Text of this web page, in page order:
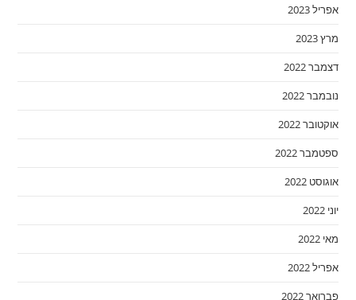
אפריל 2023
מרץ 2023
דצמבר 2022
נובמבר 2022
אוקטובר 2022
ספטמבר 2022
אוגוסט 2022
יוני 2022
מאי 2022
אפריל 2022
פברואר 2022